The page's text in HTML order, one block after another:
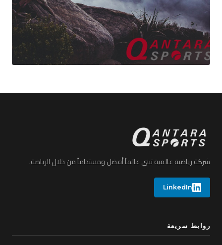
شركة رياضية عالمية تبني عالماً أفضل ومستداماً من خلال الرياضة.
LinkedIn
روابط سريعة